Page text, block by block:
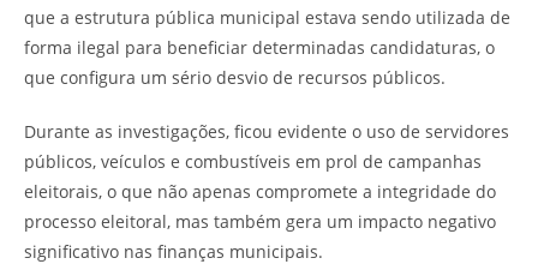
que a estrutura pública municipal estava sendo utilizada de
forma ilegal para beneficiar determinadas candidaturas, o
que configura um sério desvio de recursos públicos.
Durante as investigações, ficou evidente o uso de servidores
públicos, veículos e combustíveis em prol de campanhas
eleitorais, o que não apenas compromete a integridade do
processo eleitoral, mas também gera um impacto negativo
significativo nas finanças municipais.